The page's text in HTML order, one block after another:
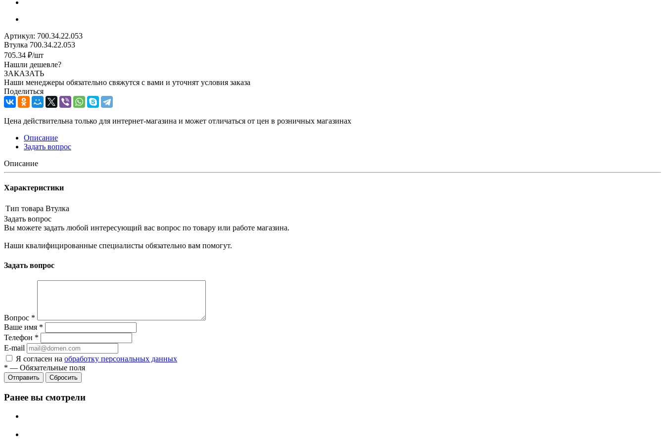
Артикул: 700.34.22.053
Втулка 700.34.22.053
705.34 ₽/шт
Нашли дешевле?
ЗАКАЗАТЬ
Наши менеджеры обязательно свяжутся с вами и уточнят условия заказа
Поделиться
Цена действительна только для интернет-магазина и может отличаться от цен в розничных магазинах
Описание
Задать вопрос
Описание
Характеристики
Тип товара Втулка
Задать вопрос
Вы можете задать любой интересующий вас вопрос по товару или работе магазина.
Наши квалифицированные специалисты обязательно вам помогут.
Задать вопрос
Вопрос *
Ваше имя *
Телефон *
E-mail
Я согласен на обработку персональных данных
* — Обязательные поля
Сбросить
Ранее вы смотрели